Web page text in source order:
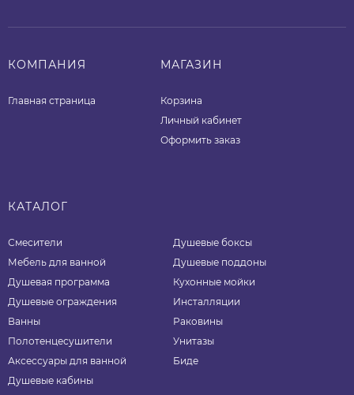
КОМПАНИЯ
Главная страница
МАГАЗИН
Корзина
Личный кабинет
Оформить заказ
КАТАЛОГ
Смесители
Мебель для ванной
Душевая программа
Душевые ограждения
Ванны
Полотенцесушители
Аксессуары для ванной
Душевые кабины
Душевые боксы
Душевые поддоны
Кухонные мойки
Инсталляции
Раковины
Унитазы
Биде